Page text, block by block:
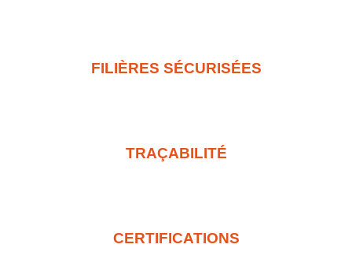
FILIÈRES SÉCURISÉES
TRAÇABILITÉ
CERTIFICATIONS